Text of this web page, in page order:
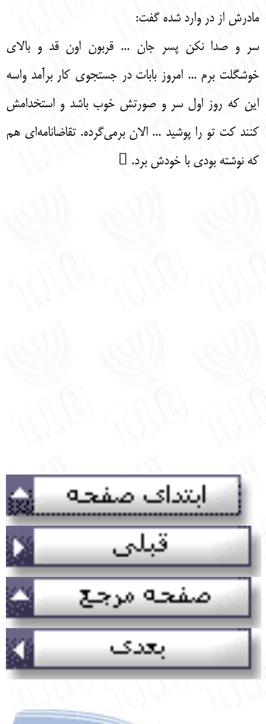
مادرش از در وارد شده گفت:
سر و صدا نکن پسر جان ... قربون اون قد و بالای
خوشگلت برم ... امروز بابات در جستجوی کار برآمد واسه
این که روز اول سر و صورتش خوب باشد و استخدامش
کنند کت تو را پوشید ... الان برمی‌گرده. تقاضانامه‌ای هم
که نوشته بودی با خودش برد. 